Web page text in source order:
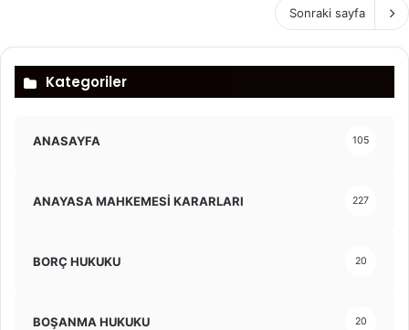
Sonraki sayfa
Kategoriler
ANASAYFA 105
ANAYASA MAHKEMESİ KARARLARI 227
BORÇ HUKUKU 20
BOŞANMA HUKUKU 20